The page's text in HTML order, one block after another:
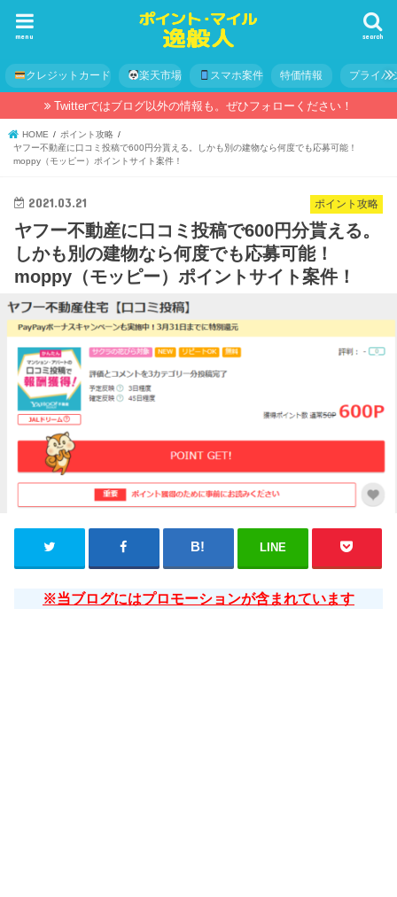
search
menu
クレジットカード 楽天市場 スマホ案件 特価情報 プライバ
Twitterではブログ以外の情報も。ぜひフォローください！
HOME
ポイント攻略
ヤフー不動産に口コミ投稿で600円分貰える。しかも別の建物なら何度でも応募可能！
moppy（モッピー）ポイントサイト案件！
ポイント攻略
2021.03.21
ヤフー不動産に口コミ投稿で600円分貰える。
しかも別の建物なら何度でも応募可能！
moppy（モッピー）ポイントサイト案件！
LINE
※当ブログにはプロモーションが含まれています